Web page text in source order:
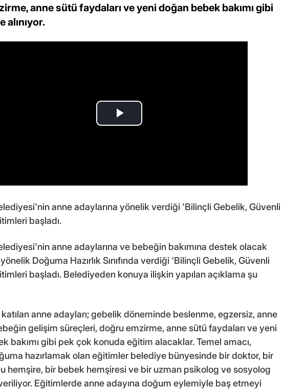
anne sütü faydaları ve yeni doğan bebek bakımı gibi
alınıyor.
anne adaylarına yönelik verdiği 'Bilinçli Gebelik, Güvenli
başladı.
anne adaylarına ve bebeğin bakımına destek olacak
yönelik Doğuma Hazırlık Sınıfında verdiği 'Bilinçli Gebelik, Güvenli
başladı. Belediyeden konuya ilişkin yapılan açıklama şu
anne adayları; gebelik döneminde beslenme, egzersiz, anne
gelişim süreçleri, doğru emzirme, anne sütü faydaları ve yeni
bakımı gibi pek çok konuda eğitim alacaklar. Temel amacı,
hazırlamak olan eğitimler belediye bünyesinde bir doktor, bir
hemşire, bir bebek hemşiresi ve bir uzman psikolog ve sosyolog
Eğitimlerde anne adayına doğum eylemiyle baş etmeyi